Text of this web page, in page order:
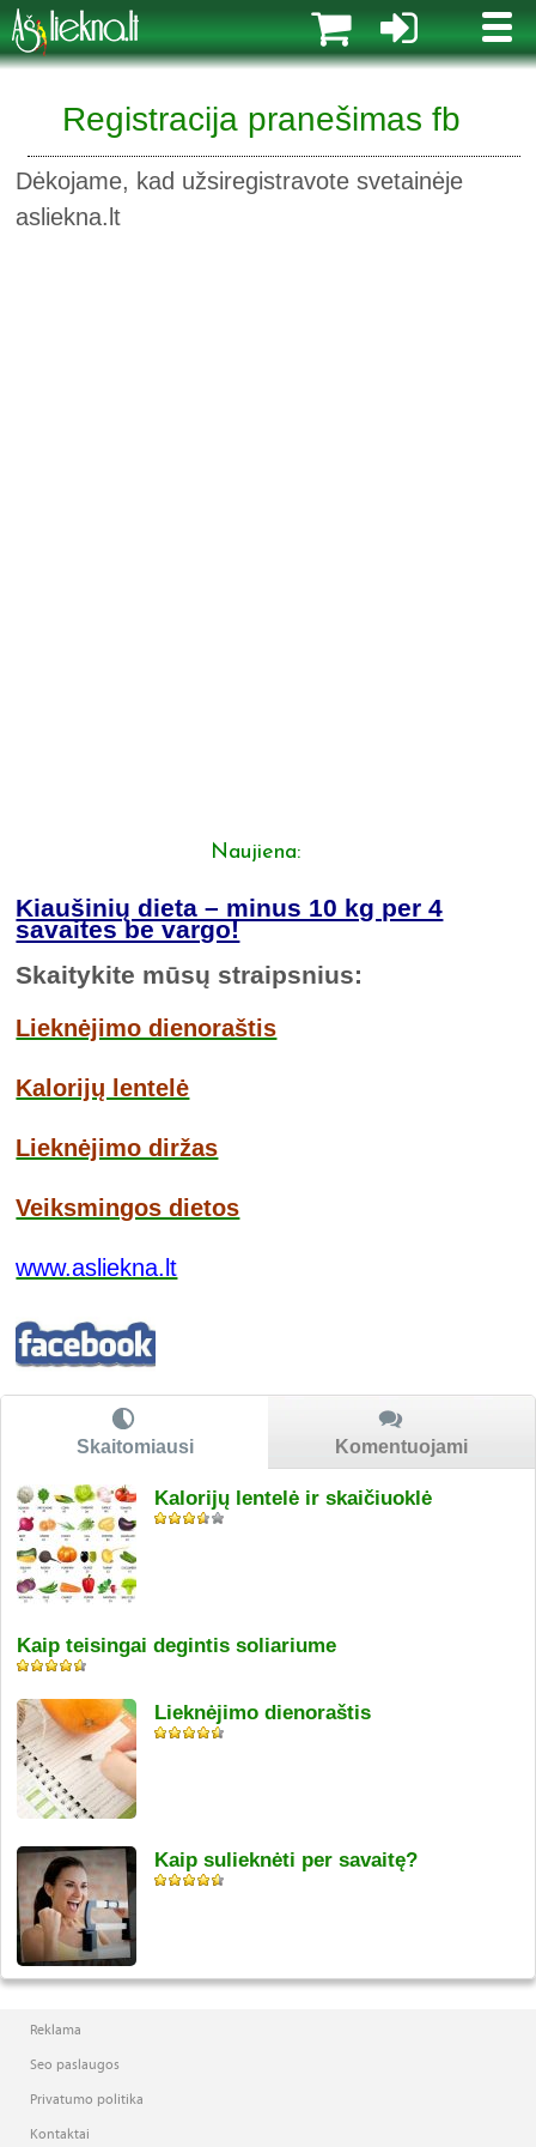
MENIU
Registracija pranešimas fb
Dėkojame, kad užsiregistravote svetainėje
asliekna.lt
Naujiena:
Kiaušinių dieta – minus 10 kg per 4
savaites be vargo!
Skaitykite mūsų straipsnius:
Lieknėjimo dienoraštis
Kalorijų lentelė
Lieknėjimo diržas
Veiksmingos dietos
www.asliekna.lt
Skaitomiausi Komentuojami
Kalorijų lentelė ir skaičiuoklė
Kaip teisingai degintis soliariume
Lieknėjimo dienoraštis
Kaip sulieknėti per savaitę?
Reklama
Seo paslaugos
Privatumo politika
Kontaktai